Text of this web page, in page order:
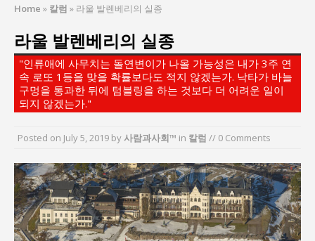
세미나 개최
서효석 충청향우회중앙회 총재 취임 논란 확산
지방의회 공약은 ‘빛 좋은 개살구’인가?
“7월 1일 의장 선출은 ‘위법’이다”
“엄마의 절박함과 ‘실무형 정치인’으로 생활정치 실
김종대, “현대전, 강한 군대도 약해질 수 있다”
통일 지향 2국가론: 한반도 평화의 새로운 길
강산건설 박재윤 강제추행 사건, 무엇이 문제인가?
Home » 칼럼 » 라울 발렌베리의 실종
라울 발렌베리의 실종
"인류애에 사무치는 돌연변이가 나올 가능성은 내가 3주 연
속 로또 1등을 맞을 확률보다도 적지 않겠는가. 낙타가 바늘
구멍을 통과한 뒤에 텀블링을 하는 것보다 더 어려운 일이
되지 않겠는가."
Posted on July 5, 2019 by사람과사회™ in 칼럼 // 0 Comments